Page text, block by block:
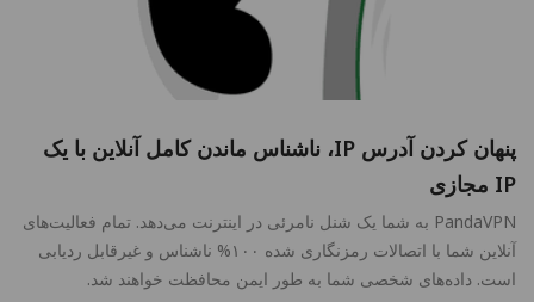
پنهان کردن آدرس IP، ناشناس ماندن کامل آنلاین با یک
IP مجازی
PandaVPN به شما یک شنل نامرئی در اینترنت می‌دهد. تمام فعالیت‌های
آنلاین شما با اتصالات رمزنگاری شده ۱۰۰% ناشناس و غیرقابل ردیابی
است. داده‌های شخصی شما به طور ایمن محافظت خواهند شد.